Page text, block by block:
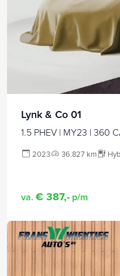
Lynk & Co 01
1.5 PHEV | MY23 | 360
2023 36.827 km
va. € 387,- p/m